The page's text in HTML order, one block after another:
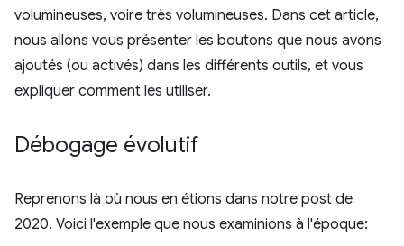
volumineuses, voire très volumineuses. Dans cet article,
nous allons vous présenter les boutons que nous avons
ajoutés (ou activés) dans les différents outils, et vous
expliquer comment les utiliser.
Débogage évolutif
Reprenons là où nous en étions dans notre post de
2020. Voici l'exemple que nous examinions à l'époque: